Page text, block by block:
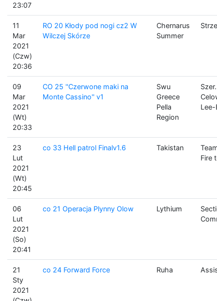
23:07
11
Mar
2021
(Czw)
20:36
RO 20 Kłody pod nogi cz2 W
Wilczej Skórze
Chernarus
Summer
09
Mar
2021
(Wt)
20:33
CO 25 ''Czerwone maki na
Monte Cassino'' v1
Swu
Greece
Pella
Region
Lee-
23
Lut
2021
(Wt)
20:45
co 33 Hell patrol Finalv1.6 Takistan
Fire
06
Lut
2021
(So)
20:41
co 21 Operacja Plynny Olow Lythium
21
Sty
2021
co 24 Forward Force Ruha